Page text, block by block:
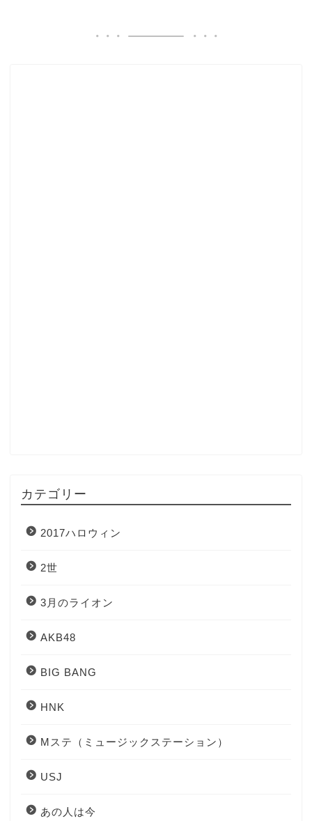
カテゴリー
2017ハロウィン
2世
3月のライオン
AKB48
BIG BANG
HNK
Mステ（ミュージックステーション）
USJ
あの人は今